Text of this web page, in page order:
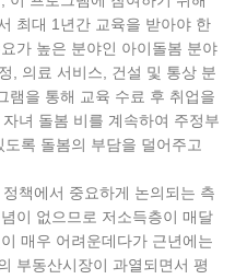
최대 1년간 교육을 받아야 한
가 높은 분야인 아이돌봄 분야
, 의료 서비스, 건설 및 통상 분
램을 통해 교육 수료 후 취업을
녀 돌봄 비를 계속하여 주정부
록 돌봄의 부담을 덜어주고
책에서 중요하게 논의되는 측
이 없으므로 저소득층이 매달
매우 어려운데다가 근년에는
부동산시장이 과열되면서 평